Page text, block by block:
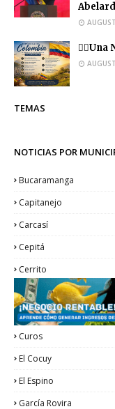
TEMAS
NOTICIAS POR
Bucaramanga
Capitanejo
Carcasí
Cepitá
Cerrito
Chitagá
Concepción
Curos
El Cocuy
El Espino
García Rovira